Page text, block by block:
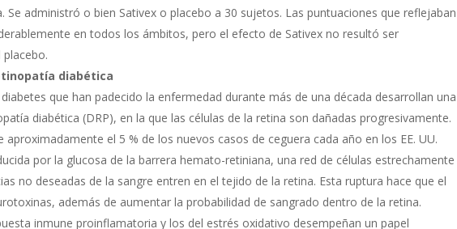
Se administró o bien Sativex o placebo a 30 sujetos. Las puntuaciones que reflejaban
en todos los ámbitos, pero el efecto de Sativex no resultó ser
diabética
que han padecido la enfermedad durante más de una década desarrollan una
diabética (DRP), en la que las células de la retina son dañadas progresivamente.
el 5 % de los nuevos casos de ceguera cada año en los EE. UU.
por la glucosa de la barrera hemato-retiniana, una red de células estrechamente
no deseadas de la sangre entren en el tejido de la retina. Esta ruptura hace que el
además de aumentar la probabilidad de sangrado dentro de la retina.
inmune proinflamatoria y los del estrés oxidativo desempeñan un papel